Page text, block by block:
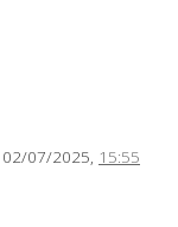
02/07/2025, 15:55